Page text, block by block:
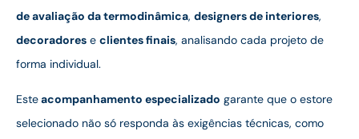
de avaliação da termodinâmica, designers de interiores,
decoradores e clientes finais, analisando cada projeto de
forma individual.
Esteacompanhamento especializado garante que o estore
selecionado não só responda às exigências técnicas, como